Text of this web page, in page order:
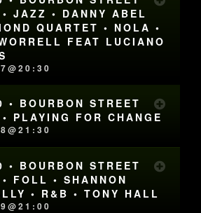
JAZZ • DANNY ABEL
QUARTET • NOLA •
FEAT LUCIANO
• BOURBON STREET
PLAYING FOR CHANGE
• BOURBON STREET
FOLL • SHANNON
• R&B • TONY HALL